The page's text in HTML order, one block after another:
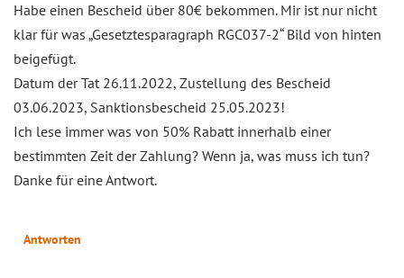
Habe einen Bescheid über 80€ bekommen. Mir ist nur nicht
klar für was „Gesetztesparagraph RGC037-2“ Bild von hinten
beigefügt.
Datum der Tat 26.11.2022, Zustellung des Bescheid
03.06.2023, Sanktionsbescheid 25.05.2023!
Ich lese immer was von 50% Rabatt innerhalb einer
bestimmten Zeit der Zahlung? Wenn ja, was muss ich tun?
Danke für eine Antwort.
Antworten